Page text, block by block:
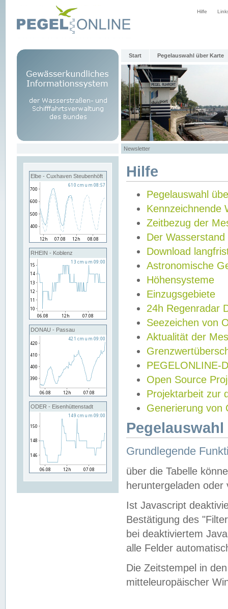
Hilfe
Start Pegelauswahl über Karte
Newsletter
Elbe - Cuxhaven Steubenhöft
RHEIN - Koblenz
DONAU - Passau
ODER - Eisenhüttenstadt
Hilfe
Pegelauswahl
Kennzeichnende
Zeitbezug der
Der Wasserstand
Download
Astronomische
Höhensysteme
Einzugsgebiete
24h Regenradar
Seezeichen von
Aktualität der
PEGELONLINE-
Open Source
Projektarbeit zur
Generierung von
Grundlegende
über die Tabelle
heruntergeladen oder
Ist Javascript
Bestätigung des
bei deaktiviertem
alle Felder
Die Zeitstempel in
mitteleuropäischer